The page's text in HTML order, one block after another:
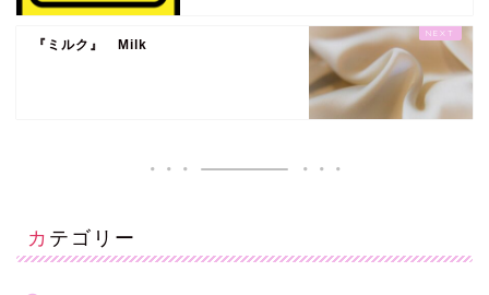
『ミルク』 Milk
カテゴリー